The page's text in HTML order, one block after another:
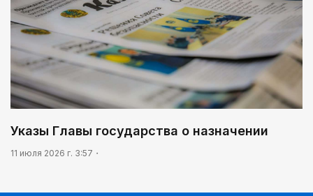
Указы Главы государства о назначении
11 июля 2026 г. 3:57